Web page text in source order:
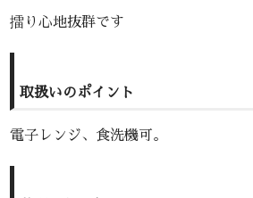
擂り心地抜群です
取扱いのポイント
電子レンジ、食洗機可。